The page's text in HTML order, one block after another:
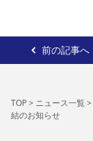
前の記事へ
TOP> ニュース一覧>
結のお知らせ